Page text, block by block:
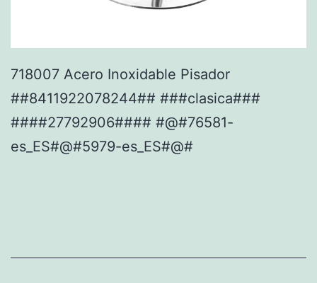
718007 Acero Inoxidable Pisador
##8411922078244## ###clasica###
####27792906#### #@#76581-
es_ES#@#5979-es_ES#@#